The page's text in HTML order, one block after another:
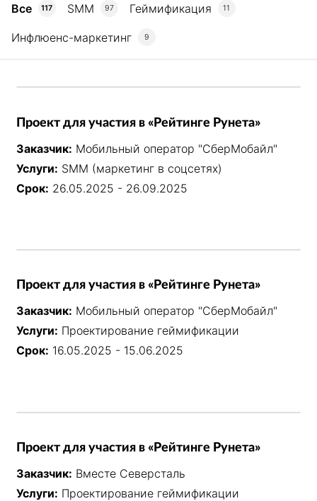
Все 117 SMM 97 Геймификация 11
Инфлюенс-маркетинг 9
Проект для участия в «Рейтинге Рунета»
Заказчик: Мобильный оператор "СберМобайл"
Услуги: SMM (маркетинг в соцсетях)
Срок: 26.05.2025 - 26.09.2025
Проект для участия в «Рейтинге Рунета»
Заказчик: Мобильный оператор "СберМобайл"
Услуги: Проектирование геймификации
Срок: 16.05.2025 - 15.06.2025
Проект для участия в «Рейтинге Рунета»
Заказчик: Вместе Северсталь
Услуги: Проектирование геймификации